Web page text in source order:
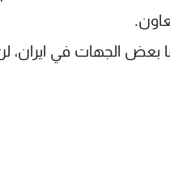
بعض الجهات في ايران،